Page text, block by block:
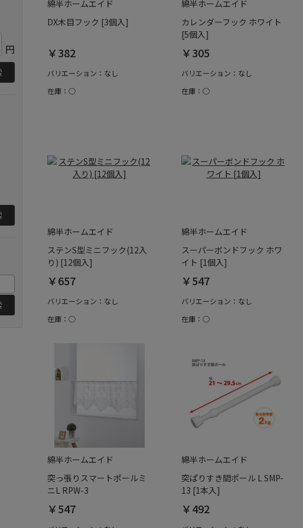
円
綿半ホームエイド
DX木目フック [3個入]
￥382
バリエーション：なし
在庫：○
綿半ホームエイド
カレンダーフック ホワイト
[5個入]
￥305
バリエーション：なし
在庫：○
綿半ホームエイド
ステンS型ミニフック(12入
り) [12個入]
￥657
バリエーション：なし
在庫：○
綿半ホームエイド
スーパーボンドフック ホワ
イト [1個入]
￥547
バリエーション：なし
在庫：○
綿半ホームエイド
突っ張りスマートポールミ
ニL RPW-3
￥547
綿半ホームエイド
突ぱりすき間ポール L SMP-
13 [1本入]
￥492